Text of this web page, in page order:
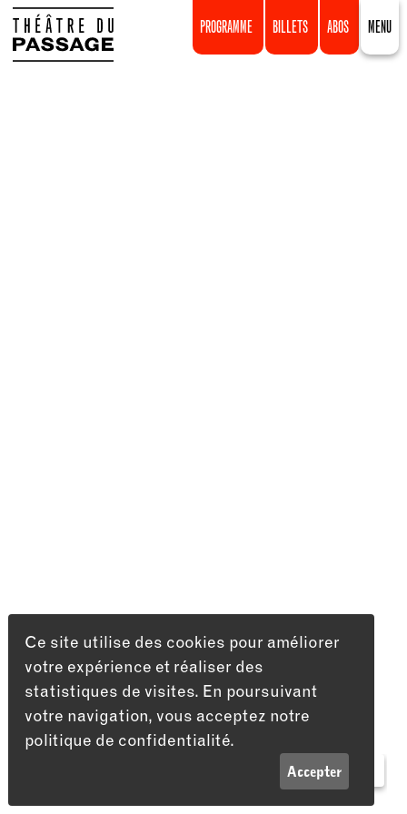
PROGRAMME BILLETS ABOS MENU
INFOS
Ce site utilise des cookies pour améliorer
votre expérience et réaliser des
statistiques de visites. En poursuivant
votre navigation, vous acceptez notre
politique de confidentialité.
Accepter